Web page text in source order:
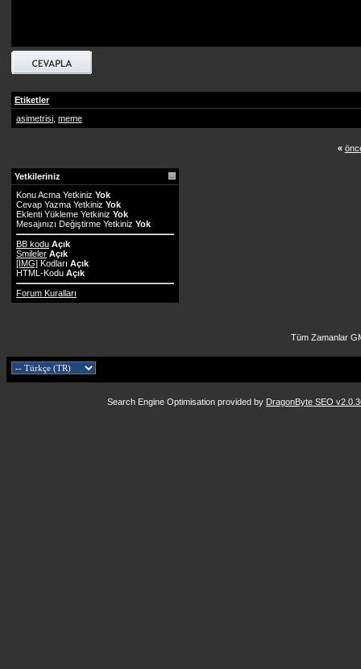
Etiketler
asimetrisi meme
«
Yetkileriniz
Konu Acma Yetkiniz Yok
Cevap Yazma Yetkiniz Yok
Eklenti Yükleme Yetkiniz Yok
Mesajınızı Değiştirme Yetkiniz Yok
BB kodu Açık
Smileler Açık
[IMG] Kodları Açık
HTML-Kodu Açık
Forum Kuralları
Tüm Zamanlar
Search Engine Optimisation provided by DragonByte SEO